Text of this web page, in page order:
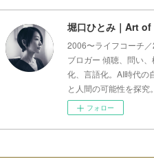
2006〜ライフコーチ
ブロガー 傾聴、問い、
化、言語化。AI時代の
と人間の可能性を探究。
フォロー